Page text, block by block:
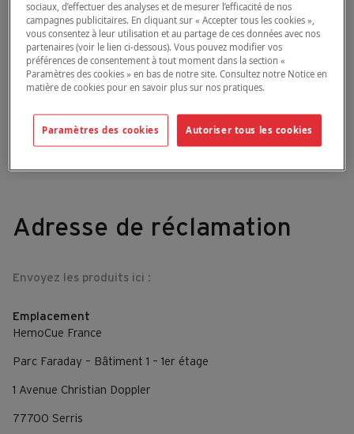
Les questions relatives aux conditions
d’expédition, à la garantie, aux prix, etc.
sont traitées par votre représentant du
service clientèle.
Adresse de réclamation
Envoyez les produits ici :
Emplacement
HemoCue France
Parc Faraday – Bâtiment 1 – 1er étage
1 Avenue Christian Doppler
77700 Serris
sociaux, d’effectuer des analyses et de mesurer l’efficacité de nos
campagnes publicitaires. En cliquant sur « Accepter tous les cookies »,
vous consentez à leur utilisation et au partage de ces données avec nos
partenaires (voir le lien ci-dessous). Vous pouvez modifier vos
préférences de consentement à tout moment dans la section «
Paramètres des cookies » en bas de notre site. Consultez notre Notice en
matière de cookies pour en savoir plus sur nos pratiques.
Paramètres des cookies Autoriser tous les cookies